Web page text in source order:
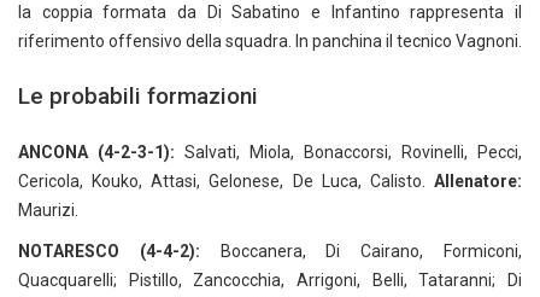
la coppia formata da Di Sabatino e Infantino rappresenta il
riferimento offensivo della squadra. In panchina il tecnico Vagnoni.
Le probabili formazioni
ANCONA (4-2-3-1): Salvati, Miola, Bonaccorsi, Rovinelli, Pecci,
Cericola, Kouko, Attasi, Gelonese, De Luca, Calisto. Allenatore:
Maurizi.
NOTARESCO (4-4-2): Boccanera, Di Cairano, Formiconi,
Quacquarelli; Pistillo, Zancocchia, Arrigoni, Belli, Tataranni; Di